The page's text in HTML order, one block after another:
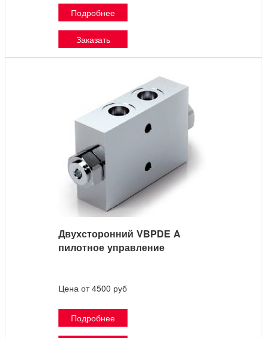
Подробнее
Заказать
Двухсторонний VBPDE A
пилотное управление
Цена от 4500 руб
Подробнее